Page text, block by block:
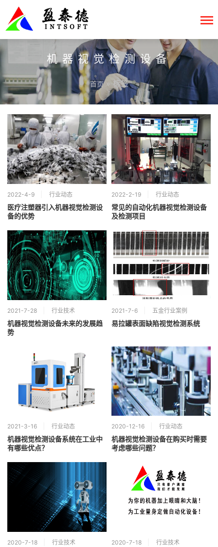
机器视觉检测设备
首页 » 标签
2022-4-9 行业动态
医疗注塑器引入机器视觉检测设
备的优势
2022-2-19 行业动态
常见的自动化机器视觉检测设备
及检测项目
2021-7-28 行业技术
机器视觉检测设备未来的发展趋
势
2021-7-6 五金行业案例
易拉罐表面缺陷视觉检测系统
2021-3-16 行业动态
机器视觉检测设备系统在工业中
有哪些优点？
2020-12-16 行业动态
机器视觉检测设备在购买时需要
考虑哪些问题？
2020-7-18 行业技术 2020-7-18 行业技术